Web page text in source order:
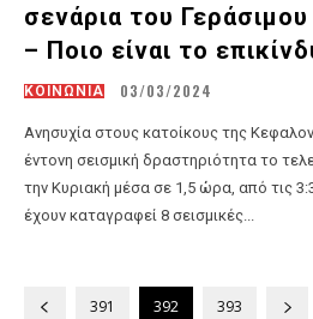
σενάρια του
– Ποιο είναι το
ΚΟΙΝΩΝΙΑ 03/03/2024
Ανησυχία στους κατοίκους της
έντονη σεισμική δραστηριότητα το
την Κυριακή μέσα σε 1,5 ώρα, από τις
έχουν καταγραφεί 8 σεισμικές...
391 392 393